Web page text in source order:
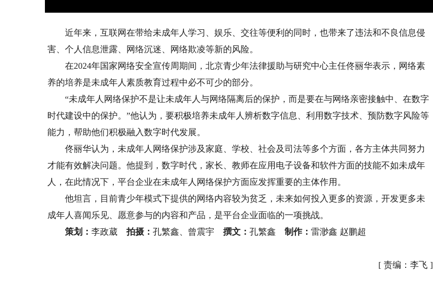
近年来，互联网在带给未成年人学习、娱乐、交往等便利的同时，也带来了违法和不良信息侵
害、个人信息泄露、网络沉迷、网络欺凌等新的风险。
在2024年国家网络安全宣传周期间，北京青少年法律援助与研究中心主任佟丽华表示，网络素
养的培养是未成年人素质教育过程中必不可少的部分。
“未成年人网络保护不是让未成年人与网络隔离后的保护，而是要在与网络亲密接触中、在数字
时代建设中的保护。”他认为，要积极培养未成年人辨析数字信息、利用数字技术、预防数字风险等
能力，帮助他们积极融入数字时代发展。
佟丽华认为，未成年人网络保护涉及家庭、学校、社会及司法等多个方面，各方主体共同努力
才能有效解决问题。他提到，数字时代，家长、教师在应用电子设备和软件方面的技能不如未成年
人，在此情况下，平台企业在未成年人网络保护方面应发挥重要的主体作用。
他坦言，目前青少年模式下提供的网络内容较为贫乏，未来如何投入更多的资源，开发更多未
成年人喜闻乐见、愿意参与的内容和产品，是平台企业面临的一项挑战。
策划：李政葳拍摄：孔繁鑫、曾震宇撰文：孔繁鑫制作：雷渺鑫 赵鹏超
[ 责编：李飞]